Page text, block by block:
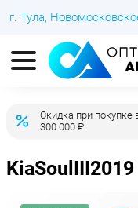
г. Тула,
Скидка при покупке
300 000 ₽
KiaSoul III2019